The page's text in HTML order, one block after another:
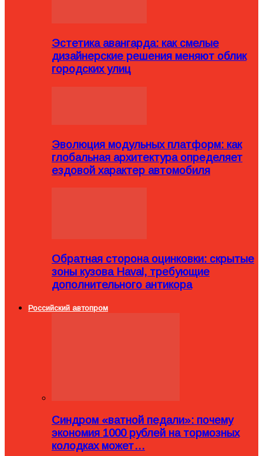
Эстетика авангарда: как смелые
дизайнерские решения меняют облик
городских улиц
Эволюция модульных платформ: как
глобальная архитектура определяет
ездовой характер автомобиля
Обратная сторона оцинковки: скрытые
зоны кузова Haval, требующие
дополнительного антикора
Российский автопром
Синдром «ватной педали»: почему
экономия 1000 рублей на тормозных
колодках может…